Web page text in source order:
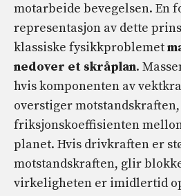
motarbeide bevegelsen. En
representasjon av dette
klassiske fysikkproblemet
nedover et skråplan.
hvis komponenten av
overstiger
friksjonskoeffisienten
planet. Hvis drivkraften er
motstandskraften, glir
virkeligheten er imidlertid